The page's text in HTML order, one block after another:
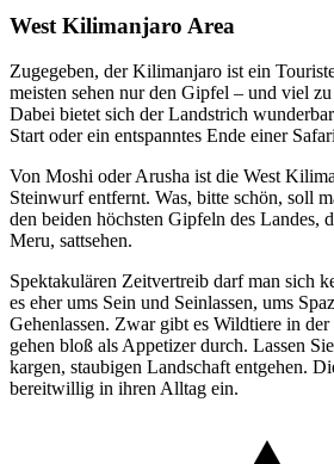
West Kilimanjaro Area
Zugegeben, der Kilimanjaro ist ein
meisten sehen nur den Gipfel – und viel
Dabei bietet sich der Landstrich
Start oder ein entspanntes Ende einer
Von Moshi oder Arusha ist die West
Steinwurf entfernt. Was, bitte schön, soll
den beiden höchsten Gipfeln des Landes,
Meru, sattsehen.
Spektakulären Zeitvertreib darf man sich
es eher ums Sein und Seinlassen, ums
Gehenlassen. Zwar gibt es Wildtiere in
gehen bloß als Appetizer durch. Lassen
kargen, staubigen Landschaft entgehen.
bereitwillig in ihren Alltag ein.